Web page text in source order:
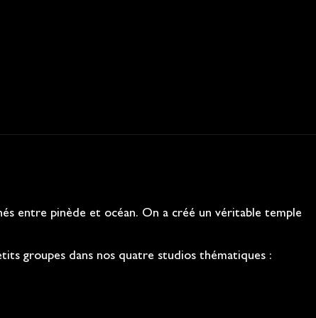
entre pinède et océan. On a créé un véritable temple
groupes dans nos quatre studios thématiques :